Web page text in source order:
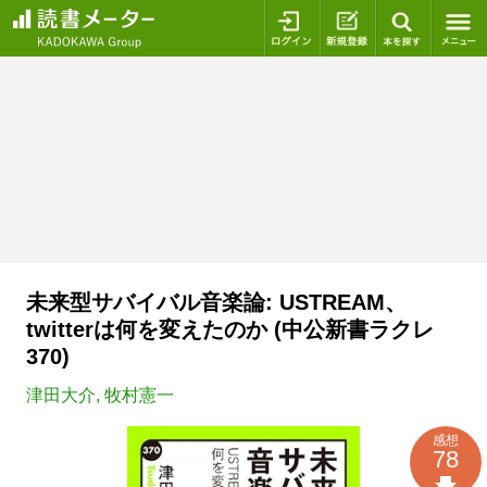
ログイン 新規登録
未来型サバイバル音楽論: USTREAM、
twitterは何を変えたのか (中公新書ラクレ
370)
津田大介, 牧村憲一
感想
78